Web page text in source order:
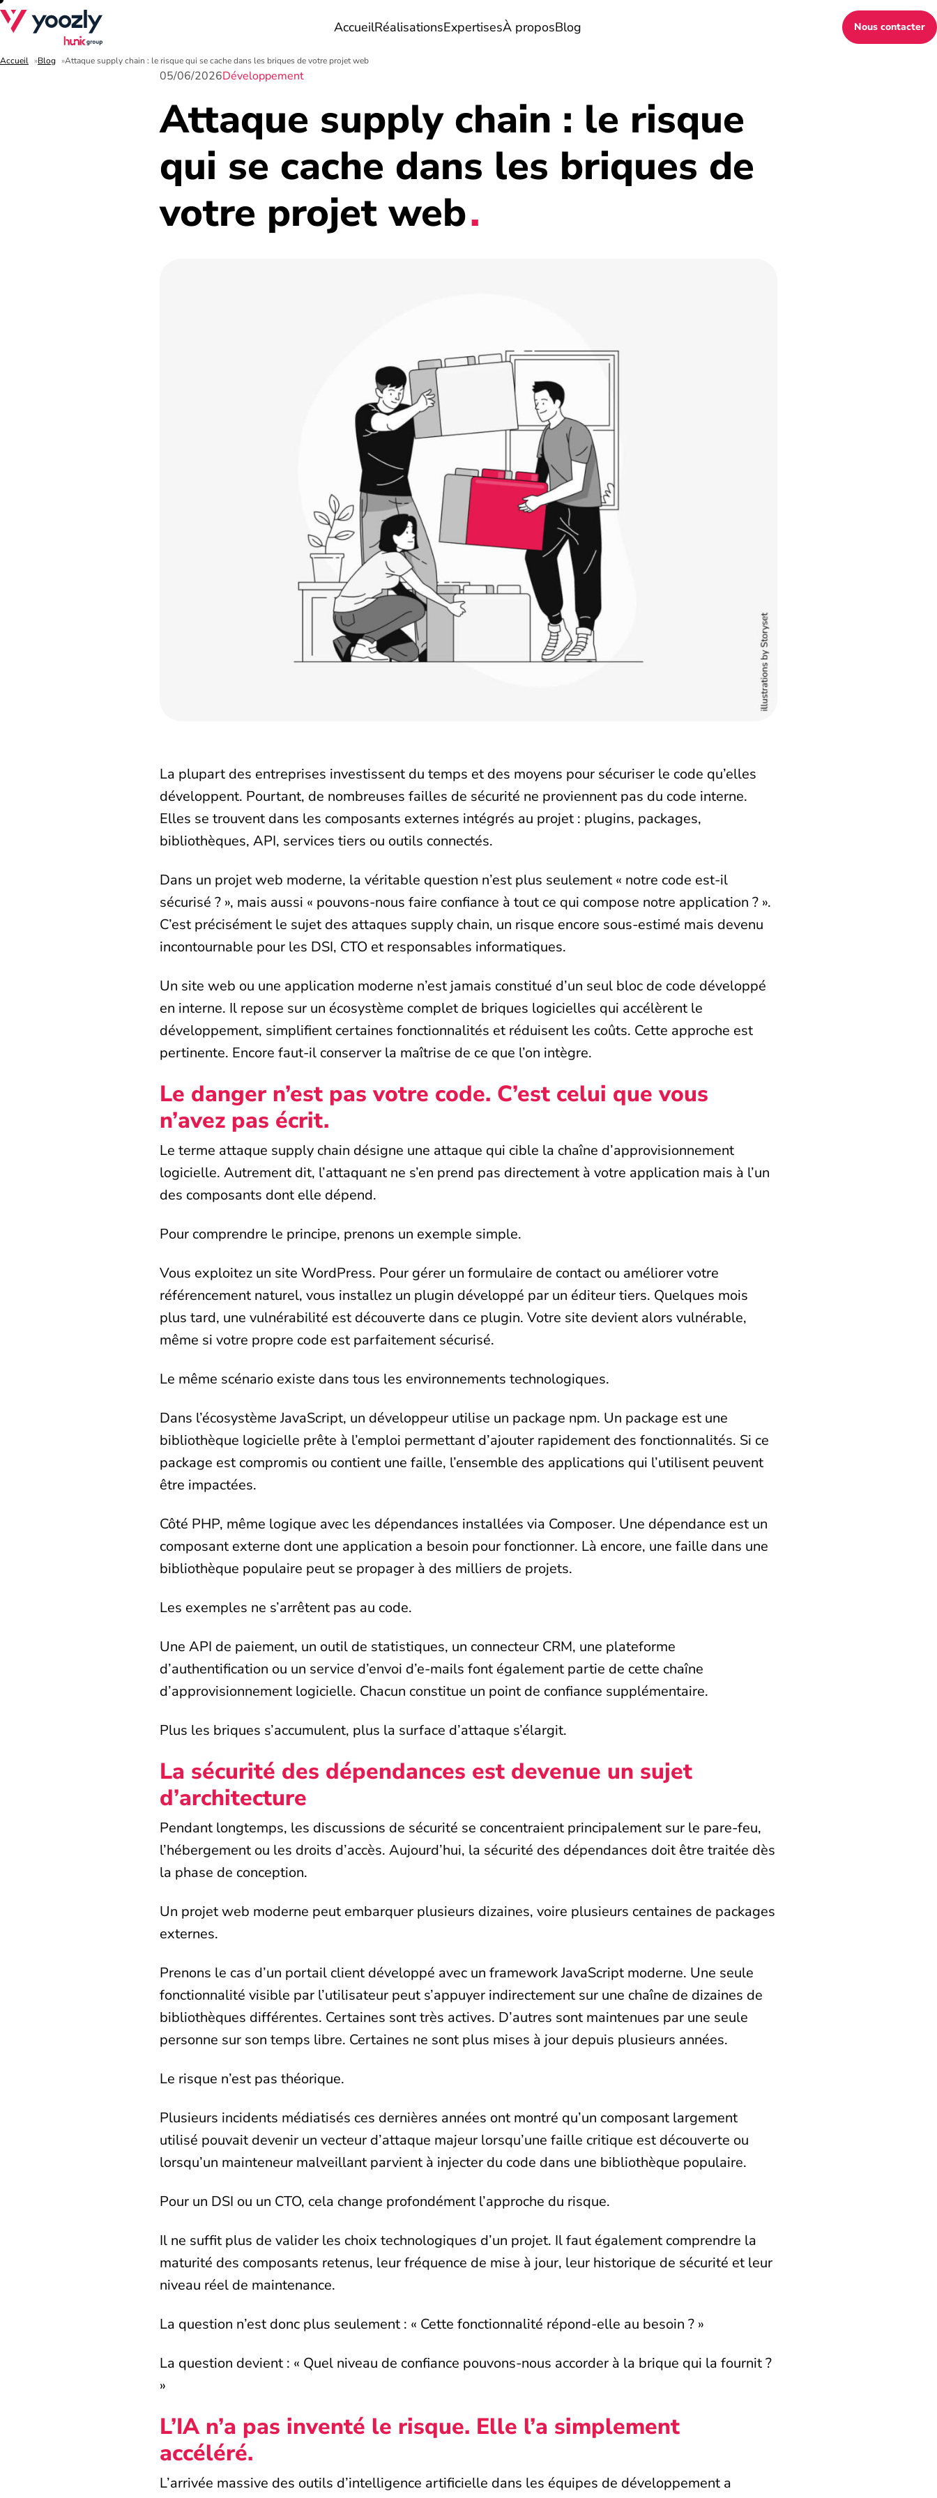
AccueilRéalisationsExpertisesÀ proposBlog Nous contacter
Accueil Blog Attaque supply chain : le risque qui se cache dans les briques de votre projet web
05/06/2026Développement
Attaque supply chain : le risque
qui se cache dans les briques de
votre projetweb
La plupart des entreprises investissent du temps et des moyens pour sécuriser le code qu’elles
développent. Pourtant, de nombreuses failles de sécurité ne proviennent pas du code interne.
Elles se trouvent dans les composants externes intégrés au projet : plugins, packages,
bibliothèques, API, services tiers ou outils connectés.
Dans un projet web moderne, la véritable question n’est plus seulement « notre code est-il
sécurisé ? », mais aussi « pouvons-nous faire confiance à tout ce qui compose notre application ? ».
C’est précisément le sujet des attaques supply chain, un risque encore sous-estimé mais devenu
incontournable pour les DSI, CTO et responsables informatiques.
Un site web ou une application moderne n’est jamais constitué d’un seul bloc de code développé
en interne. Il repose sur un écosystème complet de briques logicielles qui accélèrent le
développement, simplifient certaines fonctionnalités et réduisent les coûts. Cette approche est
pertinente. Encore faut-il conserver la maîtrise de ce que l’on intègre.
Le danger n’est pas votre code. C’est celui que vous
n’avez pas écrit.
Le terme attaque supply chain désigne une attaque qui cible la chaîne d’approvisionnement
logicielle. Autrement dit, l’attaquant ne s’en prend pas directement à votre application mais à l’un
des composants dont elle dépend.
Pour comprendre le principe, prenons un exemple simple.
Vous exploitez un site WordPress. Pour gérer un formulaire de contact ou améliorer votre
référencement naturel, vous installez un plugin développé par un éditeur tiers. Quelques mois
plus tard, une vulnérabilité est découverte dans ce plugin. Votre site devient alors vulnérable,
même si votre propre code est parfaitement sécurisé.
Le même scénario existe dans tous les environnements technologiques.
Dans l’écosystème JavaScript, un développeur utilise un package npm. Un package est une
bibliothèque logicielle prête à l’emploi permettant d’ajouter rapidement des fonctionnalités. Si ce
package est compromis ou contient une faille, l’ensemble des applications qui l’utilisent peuvent
être impactées.
Côté PHP, même logique avec les dépendances installées via Composer. Une dépendance est un
composant externe dont une application a besoin pour fonctionner. Là encore, une faille dans une
bibliothèque populaire peut se propager à des milliers de projets.
Les exemples ne s’arrêtent pas au code.
Une API de paiement, un outil de statistiques, un connecteur CRM, une plateforme
d’authentification ou un service d’envoi d’e-mails font également partie de cette chaîne
d’approvisionnement logicielle. Chacun constitue un point de confiance supplémentaire.
Plus les briques s’accumulent, plus la surface d’attaque s’élargit.
La sécurité des dépendances est devenue un sujet
d’architecture
Pendant longtemps, les discussions de sécurité se concentraient principalement sur le pare-feu,
l’hébergement ou les droits d’accès. Aujourd’hui, la sécurité des dépendances doit être traitée dès
la phase de conception.
Un projet web moderne peut embarquer plusieurs dizaines, voire plusieurs centaines de packages
externes.
Prenons le cas d’un portail client développé avec un framework JavaScript moderne. Une seule
fonctionnalité visible par l’utilisateur peut s’appuyer indirectement sur une chaîne de dizaines de
bibliothèques différentes. Certaines sont très actives. D’autres sont maintenues par une seule
personne sur son temps libre. Certaines ne sont plus mises à jour depuis plusieurs années.
Le risque n’est pas théorique.
Plusieurs incidents médiatisés ces dernières années ont montré qu’un composant largement
utilisé pouvait devenir un vecteur d’attaque majeur lorsqu’une faille critique est découverte ou
lorsqu’un mainteneur malveillant parvient à injecter du code dans une bibliothèque populaire.
Pour un DSI ou un CTO, cela change profondément l’approche du risque.
Il ne suffit plus de valider les choix technologiques d’un projet. Il faut également comprendre la
maturité des composants retenus, leur fréquence de mise à jour, leur historique de sécurité et leur
niveau réel de maintenance.
La question n’est donc plus seulement : « Cette fonctionnalité répond-elle au besoin ? »
La question devient : « Quel niveau de confiance pouvons-nous accorder à la brique qui la fournit ?
»
L’IA n’a pas inventé le risque. Elle l’a simplement
accéléré.
L’arrivée massive des outils d’intelligence artificielle dans les équipes de développement a